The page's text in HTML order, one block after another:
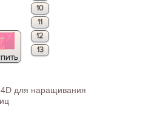
10
11
12
13
4D для наращивания